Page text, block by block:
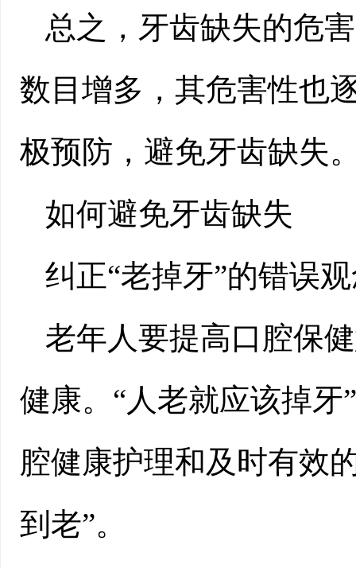
总之，牙齿缺失的危
数目增多，其危害性也
极预防，避免牙齿缺失
如何避免牙齿缺失
纠正“老掉牙”的错误
老年人要提高口腔保
健康。“人老就应该掉
腔健康护理和及时有效
到老”。